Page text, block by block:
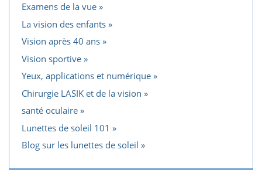
Examens de la vue
La vision des enfants
Vision après 40 ans
Vision sportive
Yeux, applications et numérique
Chirurgie LASIK et de la vision
santé oculaire
Lunettes de soleil 101
Blog sur les lunettes de soleil